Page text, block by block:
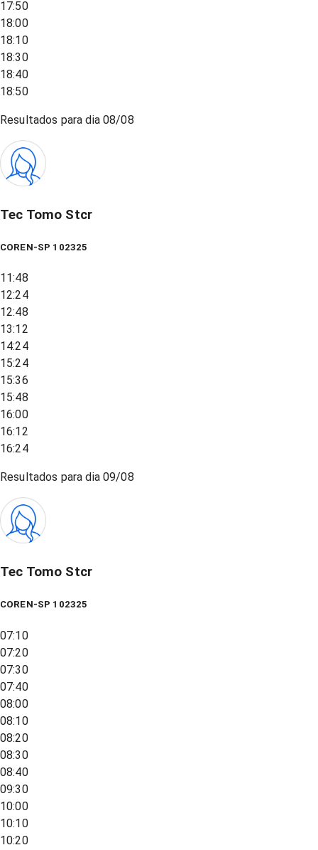
17:50
18:00
18:10
18:30
18:40
18:50
Resultados para dia08/08
Tec Tomo Stcr
COREN-SP 102325
11:48
12:24
12:48
13:12
14:24
15:24
15:36
15:48
16:00
16:12
16:24
Resultados para dia09/08
Tec Tomo Stcr
COREN-SP 102325
07:10
07:20
07:30
07:40
08:00
08:10
08:20
08:30
08:40
09:30
10:00
10:10
10:20